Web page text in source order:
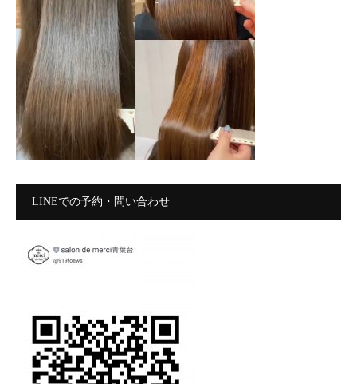
LINEでの予約・問い合わせ